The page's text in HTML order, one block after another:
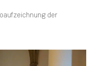
der